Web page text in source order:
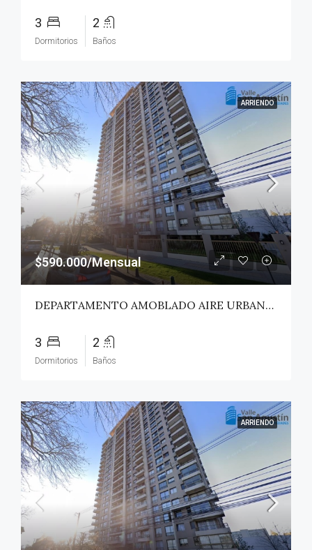
3
Dormitorios
2
Baños
ARRIENDO
$590.000/Mensual
DEPARTAMENTO AMOBLADO AIRE URBANO (PAZ) – TALCA
3
Dormitorios
2
Baños
ARRIENDO